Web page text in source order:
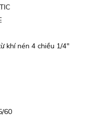
khí nén 4 chiều 1/4″
60